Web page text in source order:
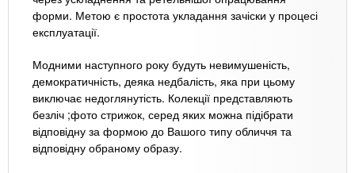
форми. Метою є простота укладання зачіски у процесі
експлуатації.
Модними наступного року будуть невимушеність,
демократичність, деяка недбалість, яка при цьому
виключає недоглянутість. Колекції представляють
безліч ;фото стрижок, серед яких можна підібрати
відповідну за формою до Вашого типу обличчя та
відповідну обраному образу.